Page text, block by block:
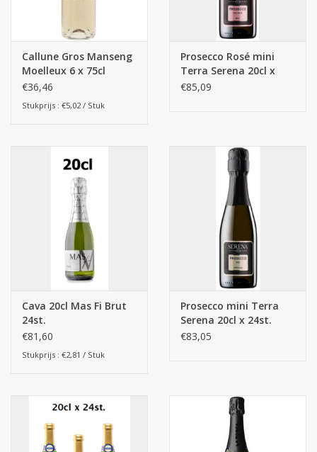
Callune Gros Manseng
Moelleux 6 x 75cl
(zoet)
€36,46
Stukprijs : €5,02 / Stuk
Prosecco Rosé mini
Terra Serena 20cl x
24st.
€85,09
Cava 20cl Mas Fi Brut
24st.
€81,60
Stukprijs : €2,81 / Stuk
Prosecco mini Terra
Serena 20cl x 24st.
€83,05